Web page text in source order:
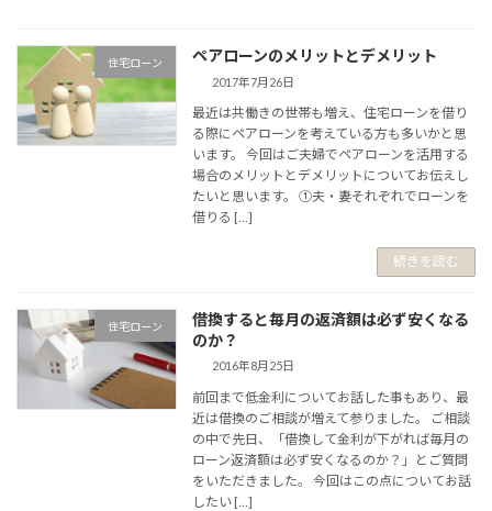
住宅ローン ペアローンのメリットとデメリット
2017年7月26日
最近は共働きの世帯も増え、住宅ローンを借り
る際にペアローンを考えている方も多いかと思
います。 今回はご夫婦でペアローンを活用する
場合のメリットとデメリットについてお伝えし
たいと思います。 ①夫・妻それぞれでローンを
借りる […]
続きを読む
住宅ローン
借換すると毎月の返済額は必ず安くなる
のか？
2016年8月25日
前回まで低金利についてお話した事もあり、最
近は借換のご相談が増えて参りました。 ご相談
の中で先日、「借換して金利が下がれば毎月の
ローン返済額は必ず安くなるのか？」とご質問
をいただきました。 今回はこの点についてお話
したい […]